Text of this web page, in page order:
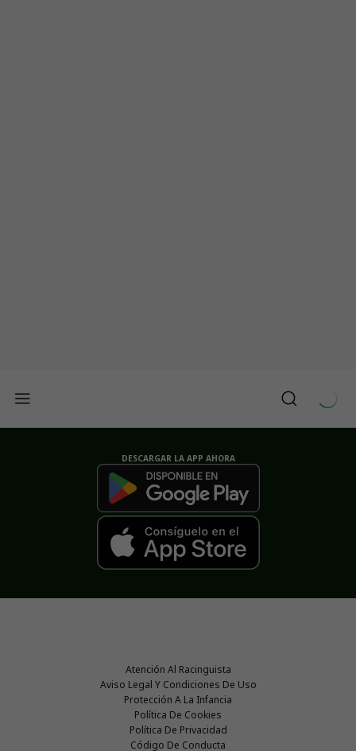
DESCARGAR LA APP AHORA
Atención Al Racinguista
Aviso Legal Y Condiciones De Uso
Protección A La Infancia
Política De Cookies
Política De Privacidad
Código De Conducta